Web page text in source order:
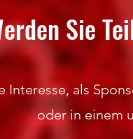
Sie
Interesse, als
oder in einem